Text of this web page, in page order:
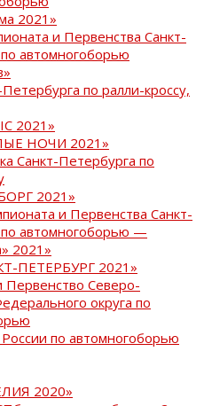
2021»
и Первенства Санкт-
автомногоборью
по ралли-кроссу,
2021»
НОЧИ 2021»
Санкт-Петербурга по
2021»
и Первенства Санкт-
автомногоборью —
2021»
ПЕТЕРБУРГ 2021»
Первенство Северо-
округа по
по автомногоборью
2020»